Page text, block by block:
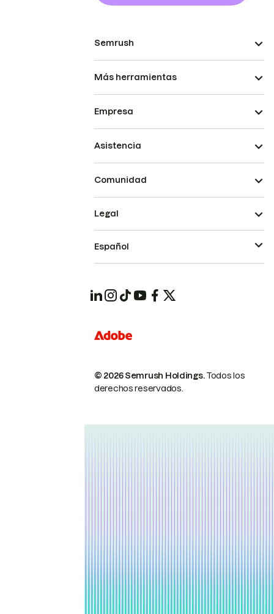
Semrush
Más herramientas
Empresa
Asistencia
Comunidad
© 2026 Semrush Holdings.Todos los
derechos reservados.
Legal
Español